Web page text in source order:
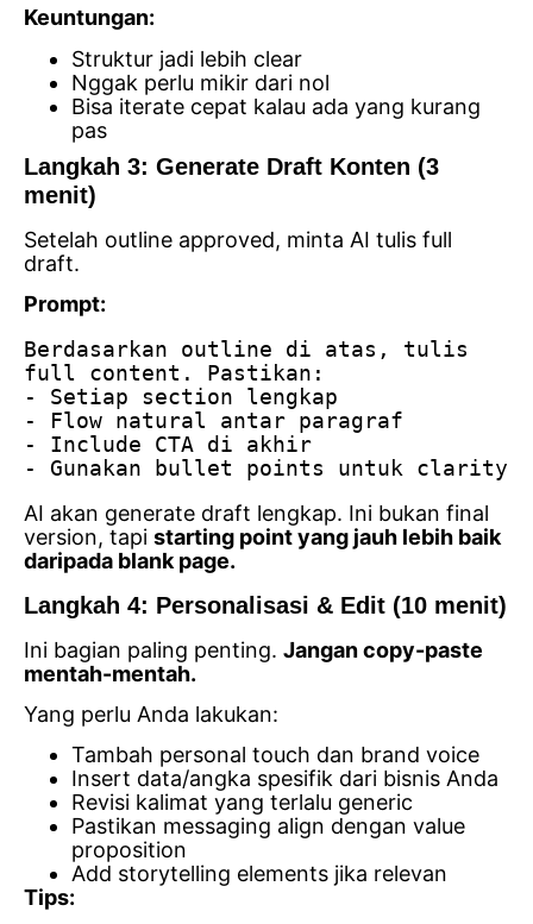
Keuntungan:
Struktur jadi lebih clear
Nggak perlu mikir dari nol
Bisa iterate cepat kalau ada yang kurang
pas
Langkah 3: Generate Draft Konten (3
menit)
Setelah outline approved, minta AI tulis full
draft.
Prompt:
Berdasarkan outline di atas, tulis
full content. Pastikan:
- Setiap section lengkap
- Flow natural antar paragraf
- Include CTA di akhir
- Gunakan bullet points untuk clarity
AI akan generate draft lengkap. Ini bukan final
version, tapi starting point yang jauh lebih baik
daripada blank page.
Langkah 4: Personalisasi & Edit (10 menit)
Ini bagian paling penting. Jangan copy-paste
mentah-mentah.
Yang perlu Anda lakukan:
Tambah personal touch dan brand voice
Insert data/angka spesifik dari bisnis Anda
Revisi kalimat yang terlalu generic
Pastikan messaging align dengan value
proposition
Add storytelling elements jika relevan
Tips: